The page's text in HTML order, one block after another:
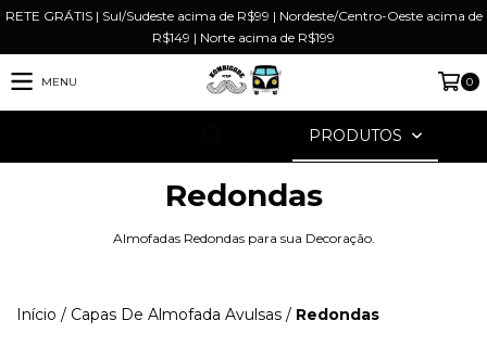
RETE GRÁTIS | Sul/Sudeste acima de R$99 | Nordeste/Centro-Oeste acima de
R$149 | Norte acima de R$199
MENU 0
PRODUTOS
Redondas
Almofadas Redondas para sua Decoração.
Início / Capas De Almofada Avulsas / Redondas